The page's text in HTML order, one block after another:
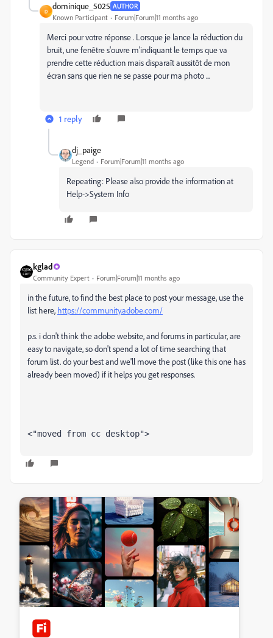
D
dominique_5025 AUTHOR
Known Participant Forum|Forum|11 months ago
Merci pour votre réponse . Lorsque je lance la réduction du
bruit, une fenêtre s'ouvre m'indiquant le temps que va
prendre cette réduction mais disparaît aussitôt de mon
écran sans que rien ne se passe pour ma photo ...
1 reply
dj_paige
Legend Forum|Forum|11 months ago
Repeating: Please also provide the information at
Help->System Info
kglad
Community Expert Forum|Forum|11 months ago
in the future, to find the best place to post your message, use the
list here, https://community.adobe.com/
p.s. i don't think the adobe website, and forums in particular, are
easy to navigate, so don't spend a lot of time searching that
forum list. do your best and we'll move the post (like this one has
already been moved) if it helps you get responses.
<"moved from cc desktop">